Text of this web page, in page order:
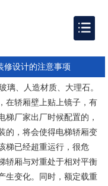
修设计的注意事项
璃、人造材质、大理石。
在轿厢壁上贴上镜子，有
梯厂家出厂时候配置的，
的，将会使得电梯轿厢变
梯已经超重运行，很危
轿厢与对重处于相对平衡
生变化。同时，额定载重